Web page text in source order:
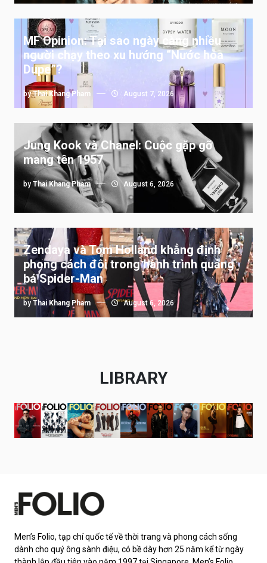
MF Opinion: Tại sao ngày càng nhiều
người chạy theo xu hướng “Nước hoa
Dupe”?
byThai Khang Pham August 7, 2026
Jung Kook và Chanel: Cuộc gặp gỡ
mang tên 1957
by Thai Khang Pham August 6, 2026
Zendaya và Tom Holland khẳng định
phong cách đôi trong hành trình quảng
bá Spider-Man
by Thai Khang Pham August 6, 2026
LIBRARY
Men’s Folio, tạp chí quốc tế về thời trang và phong cách sống
dành cho quý ông sành điệu, có bề dày hơn 25 năm kể từ ngày